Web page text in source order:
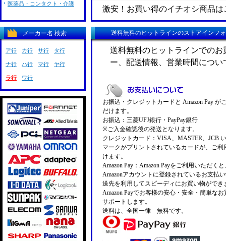
激安！お買い得のイチオシ商品
送料無料のヒットラインのストアインフ
送料無料のヒットラインでの
ー、配送情報、営業時間につ
お振込・クレジットカードと Amazon Pay が
だけます。
お振込：三菱UFJ銀行・PayPay銀行
※ご入金確認後の発送となります。
クレジットカード：VISA、MASTER、JCB
マークがプリントされているカードが、ご利
けます。
Amazon Pay：Amazon Payをご利用いただく
Amazonアカウントに登録されているお支払
送先を利用してスピーディにお買い物ができ
Amazon Payでお客様の安心・安全・簡単な
サポートします。
送料は、全国一律 無料です。
医薬品・コンタクト・介護
メーカー名 検索
ア行 カ行 サ行 タ行
ナ行 ハ行 マ行 ヤ行
ラ行 ワ行